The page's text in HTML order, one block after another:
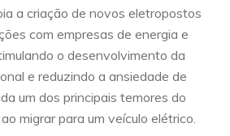
a criação de novos eletropostos
com empresas de energia e
o desenvolvimento da
e reduzindo a ansiedade de
um dos principais temores do
migrar para um veículo elétrico.